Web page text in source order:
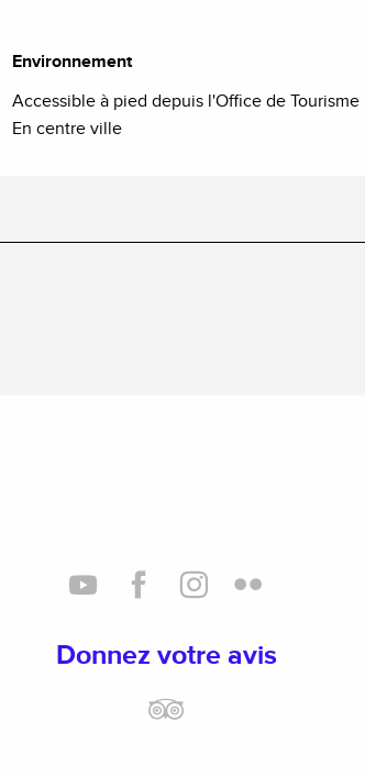
Environnement
Environnement
Accessible à pied depuis l'Office de Tourisme
En centre ville
Donnez votre avis